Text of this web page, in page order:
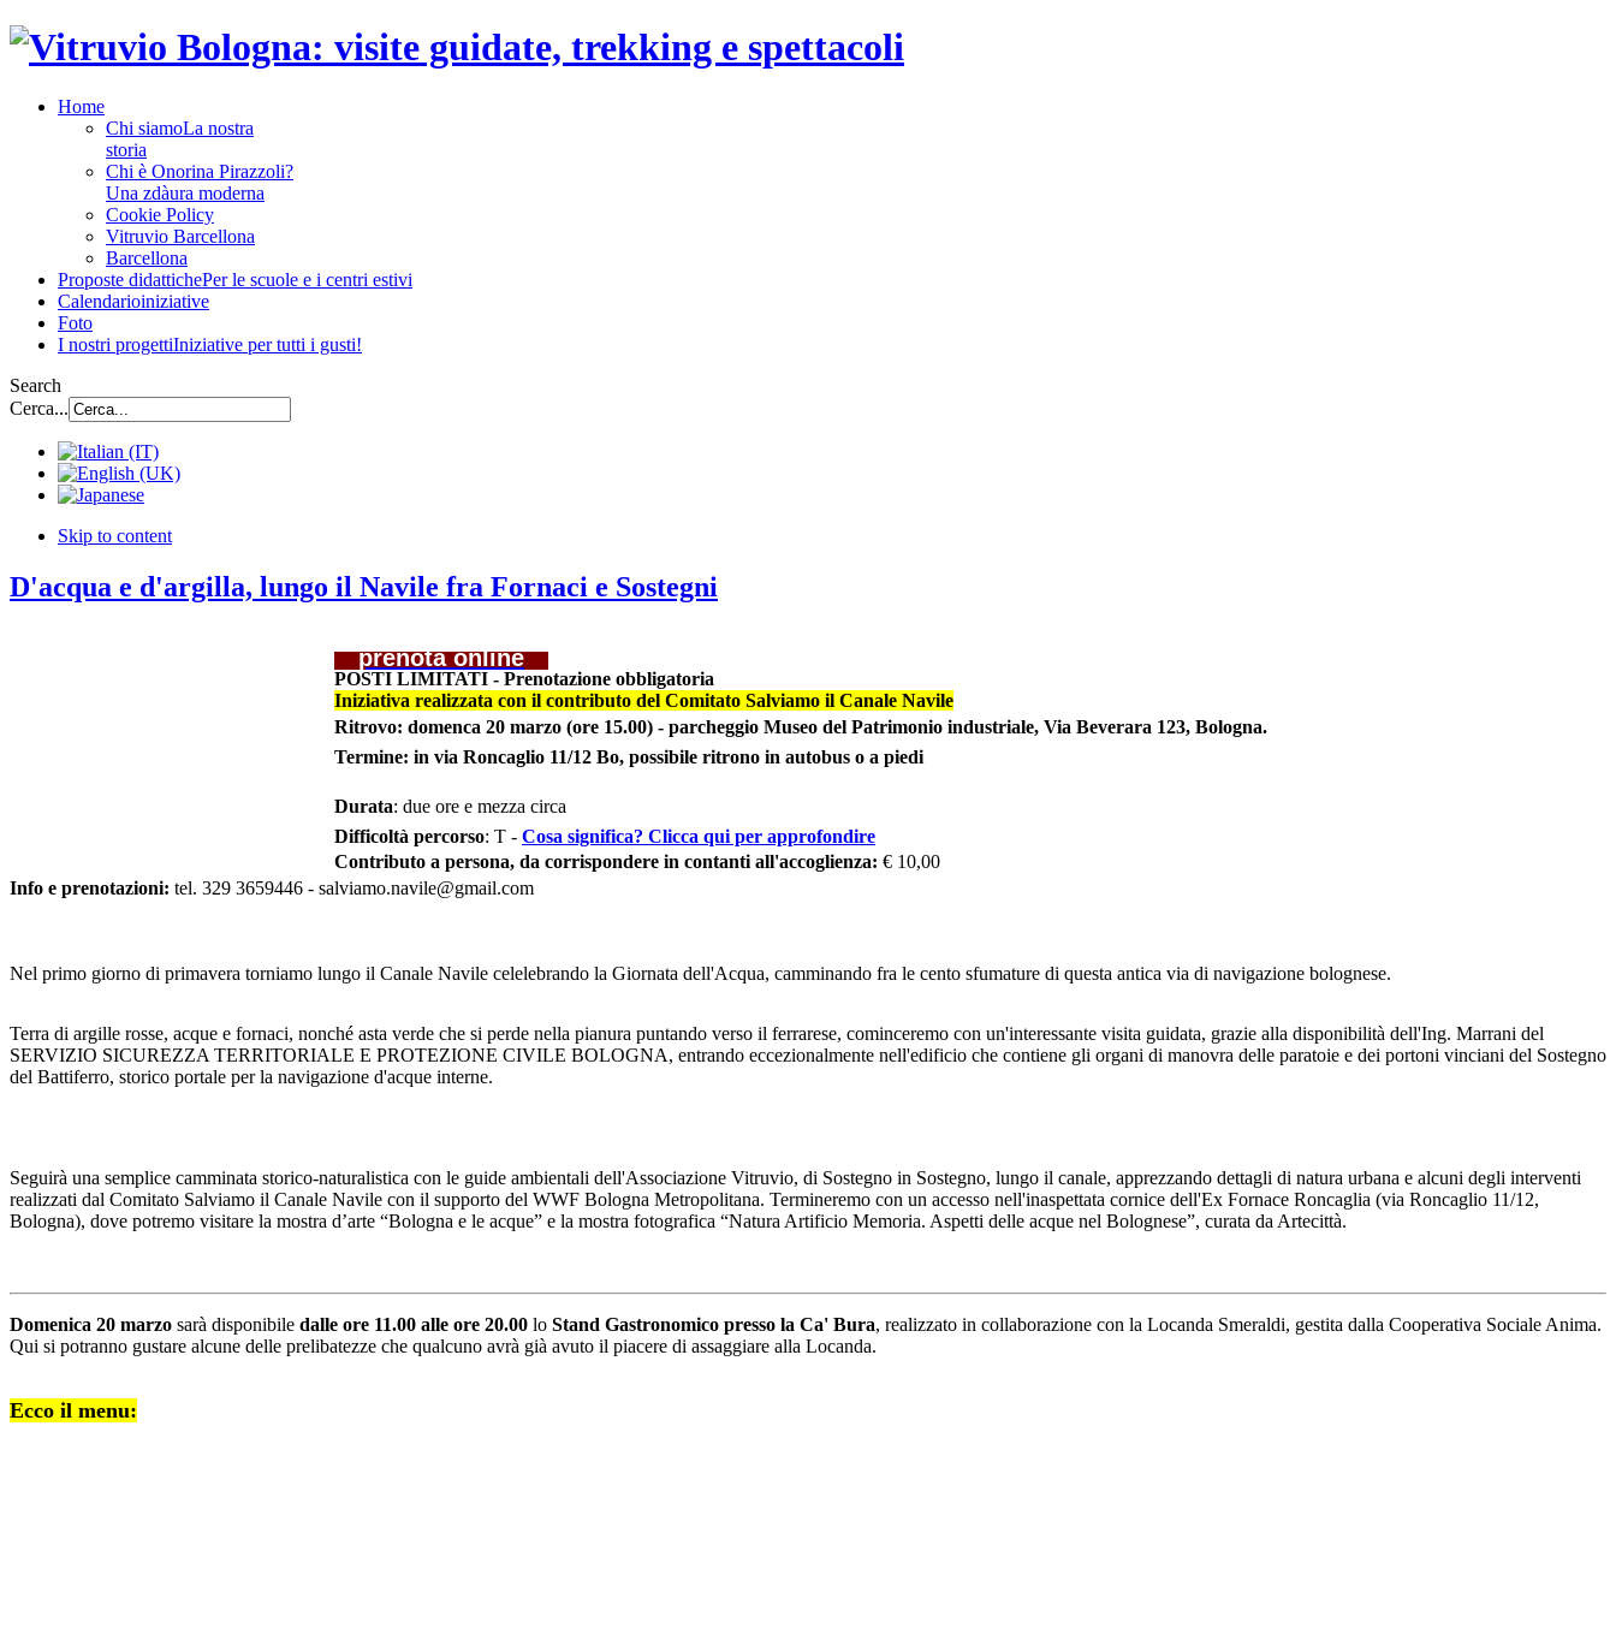
Home
Chi siamoLa nostra
storia
Chi è Onorina Pirazzoli?
Una zdàura moderna
Cookie Policy
Vitruvio Barcellona
Barcellona
Proposte didattichePer le scuole e i centri estivi
Calendarioiniziative
Foto
I nostri progettiIniziative per tutti i gusti!
Search
Cerca...
Skip to content
D'acqua e d'argilla, lungo il Navile fra Fornaci e Sostegni
prenota online
POSTI LIMITATI - Prenotazione obbligatoria
Iniziativa realizzata con il contributo del Comitato Salviamo il Canale Navile
Ritrovo: domenca 20 marzo (ore 15.00) - parcheggio Museo del Patrimonio industriale, Via Beverara 123, Bologna.
Termine: in via Roncaglio 11/12 Bo, possibile ritrono in autobus o a piedi
Durata: due ore e mezza circa
Difficoltà percorso: T - Cosa significa? Clicca qui per approfondire
Contributo a persona, da corrispondere in contanti all'accoglienza: € 10,00
Info e prenotazioni: tel. 329 3659446 - salviamo.navile@gmail.com
Nel primo giorno di primavera torniamo lungo il Canale Navile celelebrando la Giornata dell'Acqua, camminando fra le cento sfumature di questa antica via di navigazione bolognese.
Terra di argille rosse, acque e fornaci, nonché asta verde che si perde nella pianura puntando verso il ferrarese, cominceremo con un'interessante visita guidata, grazie alla disponibilità dell'Ing. Marrani del
SERVIZIO SICUREZZA TERRITORIALE E PROTEZIONE CIVILE BOLOGNA, entrando eccezionalmente nell'edificio che contiene gli organi di manovra delle paratoie e dei portoni vinciani del Sostegno
del Battiferro, storico portale per la navigazione d'acque interne.
Seguirà una semplice camminata storico-naturalistica con le guide ambientali dell'Associazione Vitruvio, di Sostegno in Sostegno, lungo il canale, apprezzando dettagli di natura urbana e alcuni degli interventi
realizzati dal Comitato Salviamo il Canale Navile con il supporto del WWF Bologna Metropolitana. Termineremo con un accesso nell'inaspettata cornice dell'Ex Fornace Roncaglia (via Roncaglio 11/12,
Bologna), dove potremo visitare la mostra d’arte “Bologna e le acque” e la mostra fotografica “Natura Artificio Memoria. Aspetti delle acque nel Bolognese”, curata da Artecittà.
Domenica 20 marzo sarà disponibile dalle ore 11.00 alle ore 20.00 lo Stand Gastronomico presso la Ca' Bura, realizzato in collaborazione con la Locanda Smeraldi, gestita dalla Cooperativa Sociale Anima.
Qui si potranno gustare alcune delle prelibatezze che qualcuno avrà già avuto il piacere di assaggiare alla Locanda.
Ecco il menu: